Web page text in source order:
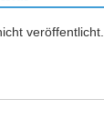
veröffentlicht.